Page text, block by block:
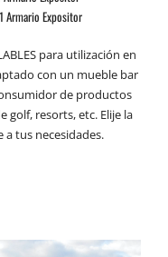
Armario Expositor
para utilización en
con un mueble bar
de productos
golf, resorts, etc. Elije la
tus necesidades.